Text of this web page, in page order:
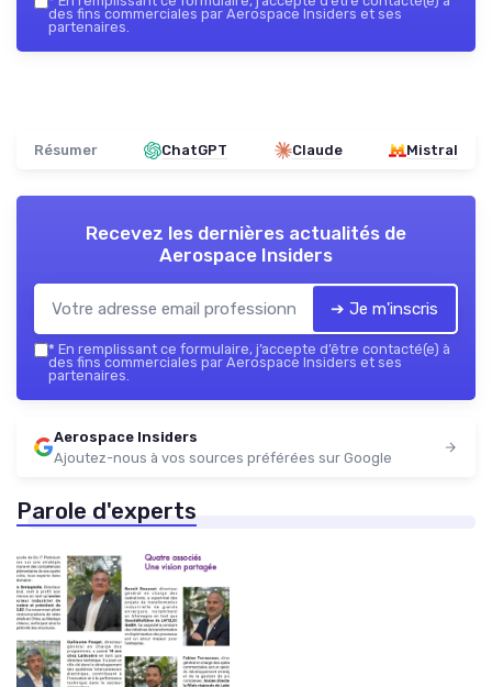
des fins commerciales par Aerospace Insiders et ses
partenaires.
Résumer ChatGPT Claude Mistral
Recevez les dernières actualités de
Aerospace Insiders
➔ Je m'inscris
* En remplissant ce formulaire, j’accepte d’être contacté(e) à
des fins commerciales par Aerospace Insiders et ses
partenaires.
Aerospace Insiders
Ajoutez-nous à vos sources préférées sur Google
Parole d'experts